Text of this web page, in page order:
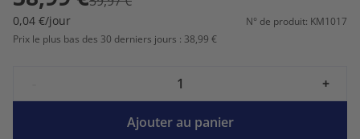
0,04 €/jour
N° de produit: KM1017
Prix le plus bas des 30 derniers jours : 38,99 €
+
Ajouter au panier